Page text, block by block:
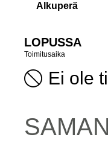
Alkuperä
LOPUSSA
Toimitusaika
Ei ole